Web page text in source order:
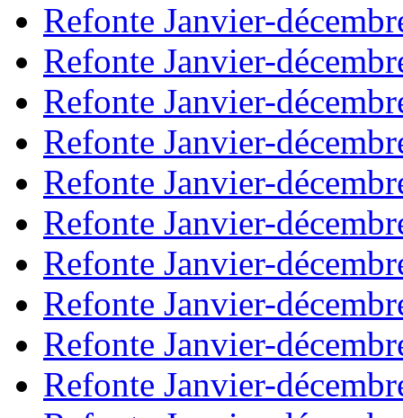
Refonte Janvier-
Refonte Janvier-
Refonte Janvier-
Refonte Janvier-
Refonte Janvier-
Refonte Janvier-
Refonte Janvier-
Refonte Janvier-
Refonte Janvier-
Refonte Janvier-